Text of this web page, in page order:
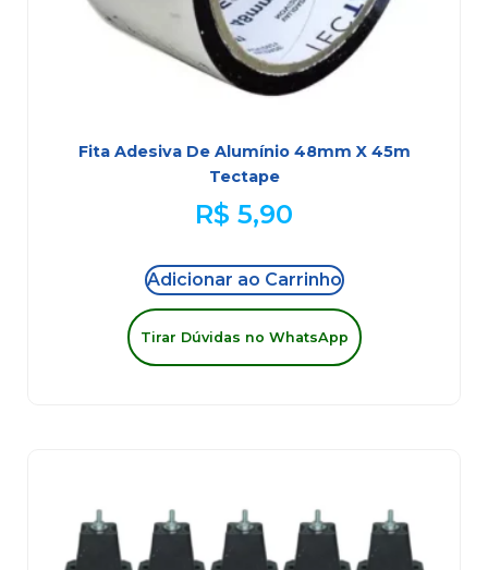
Fita Adesiva De Alumínio 48mm X 45m
Tectape
R$ 5,90
Adicionar ao Carrinho
Tirar Dúvidas no WhatsApp